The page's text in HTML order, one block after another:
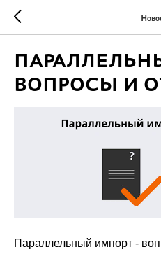
ВОПРОСЫ И
Параллельный импорт -